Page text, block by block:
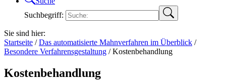
Suchbegriff:
Sie sind hier:
Startseite /Das automatisierte Mahnverfahren im Überblick /
Besondere Verfahrensgestaltung /Kostenbehandlung
Kostenbehandlung